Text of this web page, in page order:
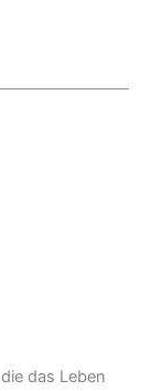
das Leben